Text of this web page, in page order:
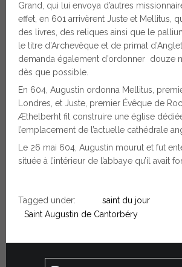
Grand, qui lui envoya d’autres
effet, en 601 arrivèrent Juste et Mellitus,
des livres, des reliques ainsi que le
le titre d’Archevêque et de primat
demanda également d’ordonner douze
dès que possible.
En 604, Augustin ordonna Mellitus,
Londres, et Juste, premier Évêque de
Æthelberht fit construire une église
l’emplacement de l’actuelle cathédrale
Le 26 mai 604, Augustin mourut et fut
située à l’intérieur de l’abbaye qu’il avait
Tagged under:
saint du jour
Saint Augustin de Cantorbéry